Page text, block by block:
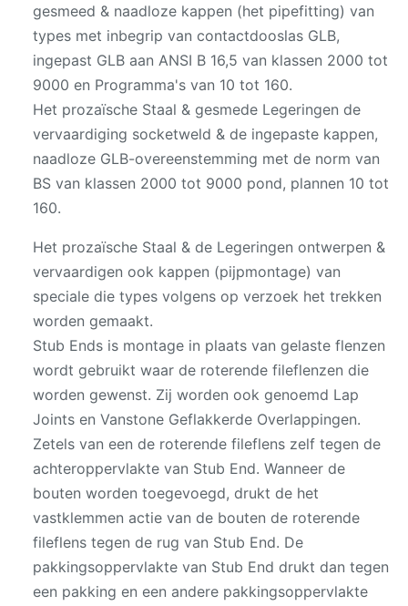
gesmeed & naadloze kappen (het pipefitting) van
types met inbegrip van contactdooslas GLB,
ingepast GLB aan ANSI B 16,5 van klassen 2000 tot
9000 en Programma's van 10 tot 160.
Het prozaïsche Staal & gesmede Legeringen de
vervaardiging socketweld & de ingepaste kappen,
naadloze GLB-overeenstemming met de norm van
BS van klassen 2000 tot 9000 pond, plannen 10 tot
160.
Het prozaïsche Staal & de Legeringen ontwerpen &
vervaardigen ook kappen (pijpmontage) van
speciale die types volgens op verzoek het trekken
worden gemaakt.
Stub Ends is montage in plaats van gelaste flenzen
wordt gebruikt waar de roterende fileflenzen die
worden gewenst. Zij worden ook genoemd Lap
Joints en Vanstone Geflakkerde Overlappingen.
Zetels van een de roterende fileflens zelf tegen de
achteroppervlakte van Stub End. Wanneer de
bouten worden toegevoegd, drukt de het
vastklemmen actie van de bouten de roterende
fileflens tegen de rug van Stub End. De
pakkingsoppervlakte van Stub End drukt dan tegen
een pakking en een andere pakkingsoppervlakte